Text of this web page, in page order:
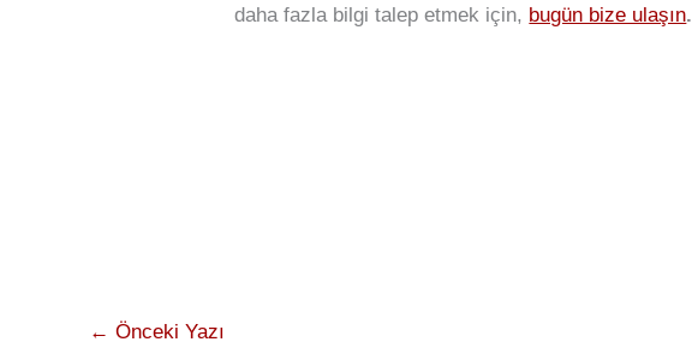
daha fazla bilgi talep etmek için, bugün bize ulaşın.
← Önceki Yazı